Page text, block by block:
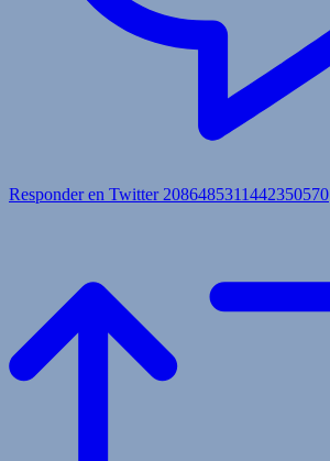
Responder en Twitter 2086485311442350570